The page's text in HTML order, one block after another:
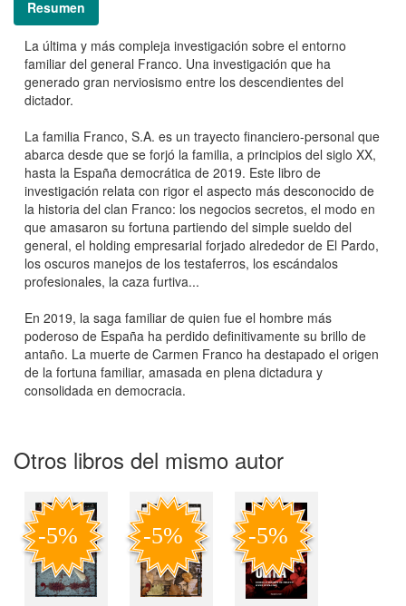
Resumen
La última y más compleja investigación sobre el entorno
familiar del general Franco. Una investigación que ha
generado gran nerviosismo entre los descendientes del
dictador.
La familia Franco, S.A. es un trayecto financiero-personal que
abarca desde que se forjó la familia, a principios del siglo XX,
hasta la España democrática de 2019. Este libro de
investigación relata con rigor el aspecto más desconocido de
la historia del clan Franco: los negocios secretos, el modo en
que amasaron su fortuna partiendo del simple sueldo del
general, el holding empresarial forjado alrededor de El Pardo,
los oscuros manejos de los testaferros, los escándalos
profesionales, la caza furtiva...
En 2019, la saga familiar de quien fue el hombre más
poderoso de España ha perdido definitivamente su brillo de
antaño. La muerte de Carmen Franco ha destapado el origen
de la fortuna familiar, amasada en plena dictadura y
consolidada en democracia.
Otros libros del mismo autor